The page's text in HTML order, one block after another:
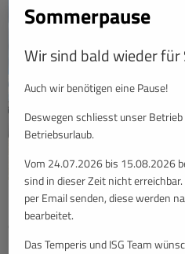
Hohe Energiekosten, schlechte
Regelmäßige Wartung von Lüftungs-
effizienten Betrieb, niedrigere Kosten
Sommerpause
Wir sind bald wieder für
Auch wir benötigen eine Pause!
Deswegen schliesst unser
Betriebsurlaub.
Vom 24.07.2026 bis 15.08.2026
sind in dieser Zeit nicht
per Email senden, diese werden
bearbeitet.
Das Temperis und ISG Team